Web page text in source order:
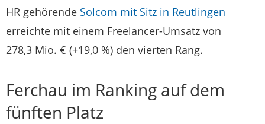
HR gehörende Solcom mit Sitz in Reutlingen
erreichte mit einem Freelancer-Umsatz von
278,3 Mio. € (+19,0 %) den vierten Rang.
Ferchau im Ranking auf dem
fünften Platz